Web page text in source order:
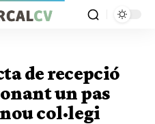
de recepció
un pas
col·legi